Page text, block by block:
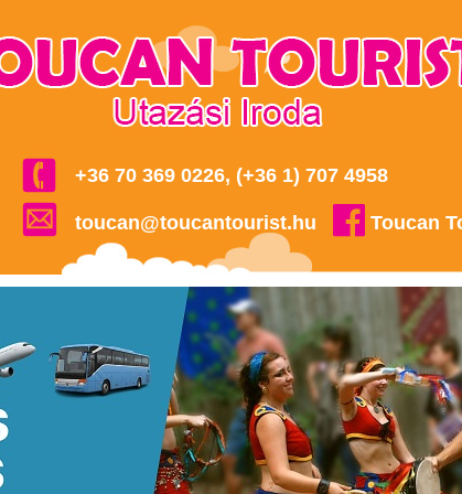
+36 70 369 0226, (+36 1) 707 4958
toucan@toucantourist.hu Toucan